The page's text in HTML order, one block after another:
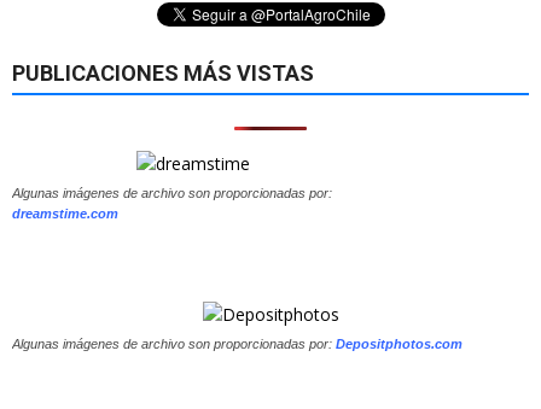
PUBLICACIONES MÁS VISTAS
Algunas imágenes de archivo son proporcionadas por:
dreamstime.com
Algunas imágenes de archivo son proporcionadas por: Depositphotos.com